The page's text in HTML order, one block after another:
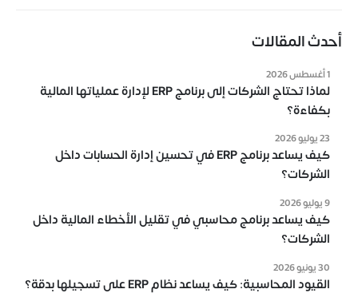
أحدث المقالات
لماذا تحتاج الشركات إلى برنامج ERP لإدارة عملياتها المالية
بكفاءة؟
1 أغسطس 2026
كيف يساعد برنامج ERP في تحسين إدارة الحسابات داخل
الشركات؟
23 يوليو 2026
كيف يساعد برنامج محاسبي في تقليل الأخطاء المالية داخل
الشركات؟
9 يوليو 2026
القيود المحاسبية: كيف يساعد نظام ERP على تسجيلها بدقة؟
30 يونيو 2026
المميزات
المدونة
عملائنا
اتصل بنا
انظمة voko erp
شركات المقاولات والإنشاءات
شركات الاستثمار العقاري
شركات التجارة والتوزيع